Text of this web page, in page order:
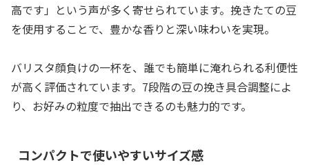
高です」という声が多く寄せられています。挽きたての豆
を使用することで、豊かな香りと深い味わいを実現。
バリスタ顔負けの一杯を、誰でも簡単に淹れられる利便性
が高く評価されています。7段階の豆の挽き具合調整によ
り、お好みの粒度で抽出できるのも魅力的です。
コンパクトで使いやすいサイズ感